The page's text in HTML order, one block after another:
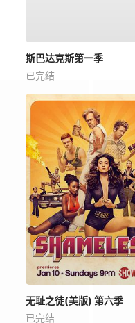
斯巴达克斯第一季
已完结
无耻之徒(美版) 第六季
已完结